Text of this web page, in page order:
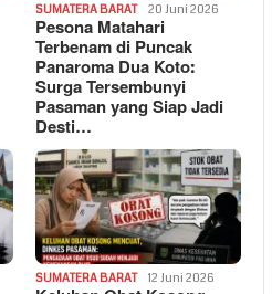
SUMATERA BARAT 20 Juni 2026
Pesona Matahari
Terbenam di Puncak
Panaroma Dua Koto:
Surga Tersembunyi
Pasaman yang Siap Jadi
Desti…
SUMATERA BARAT 12 Juni 2026